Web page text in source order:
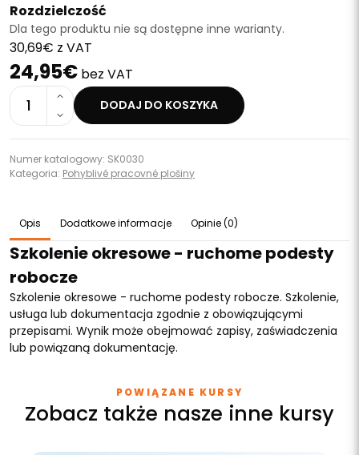
Rozdzielczość
Dla tego produktu nie są dostępne inne warianty.
30,69€ z VAT
24,95€ bez VAT
1 DODAJ DO KOSZYKA
Numer katalogowy: SK0030
Kategoria: Pohyblivé pracovné plošiny
Opis Dodatkowe informacje Opinie (0)
Szkolenie okresowe - ruchome podesty
robocze
Szkolenie okresowe - ruchome podesty robocze. Szkolenie,
usługa lub dokumentacja zgodnie z obowiązującymi
przepisami. Wynik może obejmować zapisy, zaświadczenia
lub powiązaną dokumentację.
POWIĄZANE KURSY
Zobacz także nasze inne kursy